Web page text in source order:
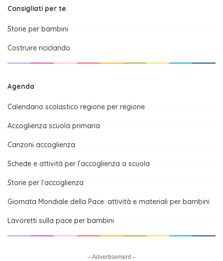
Consigliati per te
Storie per bambini
Costruire riciclando
Agenda
Calendario scolastico regione per regione
Accoglienza scuola primaria
Canzoni accoglienza
Schede e attività per l’accoglienza a scuola
Storie per l’accoglienza
Giornata Mondiale della Pace: attività e materiali per bambini
Lavoretti sulla pace per bambini
– Advertisement –